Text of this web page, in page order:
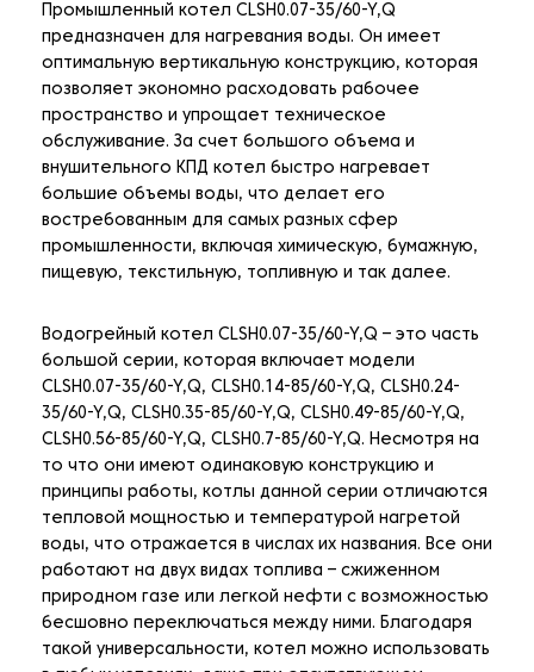
Промышленный котел CLSH0.07-35/60-Y,Q
предназначен для нагревания воды. Он имеет
оптимальную вертикальную конструкцию, которая
позволяет экономно расходовать рабочее
пространство и упрощает техническое
обслуживание. За счет большого объема и
внушительного КПД котел быстро нагревает
большие объемы воды, что делает его
востребованным для самых разных сфер
промышленности, включая химическую, бумажную,
пищевую, текстильную, топливную и так далее.
Водогрейный котел CLSH0.07-35/60-Y,Q – это часть
большой серии, которая включает модели
CLSH0.07-35/60-Y,Q, CLSH0.14-85/60-Y,Q, CLSH0.24-
35/60-Y,Q, CLSH0.35-85/60-Y,Q, CLSH0.49-85/60-Y,Q,
CLSH0.56-85/60-Y,Q, CLSH0.7-85/60-Y,Q. Несмотря на
то что они имеют одинаковую конструкцию и
принципы работы, котлы данной серии отличаются
тепловой мощностью и температурой нагретой
воды, что отражается в числах их названия. Все они
работают на двух видах топлива – сжиженном
природном газе или легкой нефти с возможностью
бесшовно переключаться между ними. Благодаря
такой универсальности, котел можно использовать